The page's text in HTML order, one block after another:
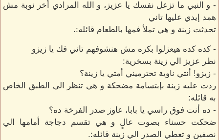
- و النبي ما تزعل نفسك يا عزيز، و الله المرادي أخر نوبة مش
همد إيدي عليها تاني
تحدثت زينة و هي تملأ فمها بالطعام قائله:.
- كده كده هيعزلوا بكره مش هنشوفهم تاني فك يا زيزو
نظر عزيز الي زينة بسخرية:
- زيزو! أنتي ناوية تحترميني أمتي يا زينة؟
ردت عليه زينة بإبتسامة مضحكة و هي تنظر الي الطبق الخاص
به قائله:
- ده أنت فوق راسي يا بابا، عاوز صدر الفرخة ده؟
ضحكت حسناء بصوت عالٍ و هي تقسم دجاجة أمامها الي
نصفين و تعطي الصدر الي زينة قائله:.